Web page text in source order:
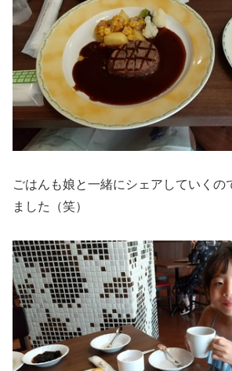
ごはんも娘と一緒にシェアしていくの
ました（笑）